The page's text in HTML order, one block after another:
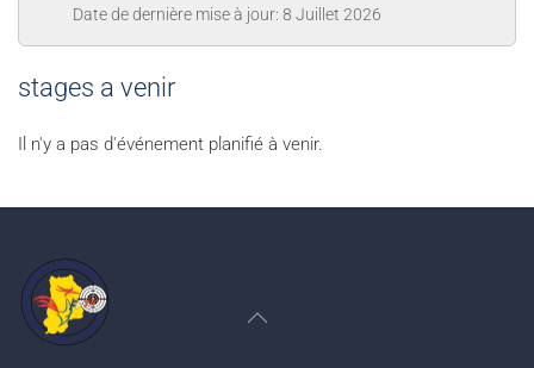
Date de dernière mise à jour: 8 Juillet 2026
stages a venir
Il n'y a pas d'événement planifié à venir.